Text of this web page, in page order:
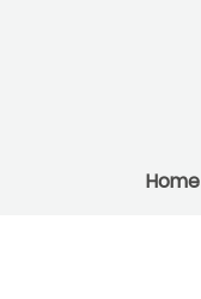
Home